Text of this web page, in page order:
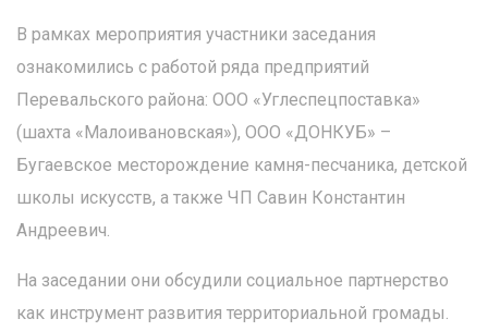
В рамках мероприятия участники заседания
ознакомились с работой ряда предприятий
Перевальского района: ООО «Углеспецпоставка»
(шахта «Малоивановская»), ООО «ДОНКУБ» –
Бугаевское месторождение камня-песчаника, детской
школы искусств, а также ЧП Савин Константин
Андреевич.
На заседании они обсудили социальное партнерство
как инструмент развития территориальной громады.